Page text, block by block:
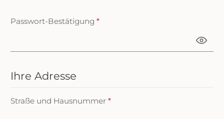
Passwort-Bestätigung *
Ihre Adresse
Straße und Hausnummer *